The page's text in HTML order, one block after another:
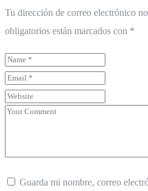
Tu dirección de correo electrónico
obligatorios están marcados con *
Guarda mi nombre, correo